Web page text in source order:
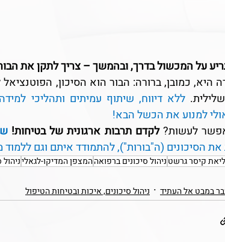
על המכשול בדרך, ובהמשך – צריך לתקן את
ללא דיווח, שיתוף עמיתים ותהליכי למידה
למנוע את הכשל הבא!
לעשות? לקדם תרבות ארגונית של בטיחות!
את הסיכונים (ה"בורות"), להתמודד איתם וגם
ליאת קיסר גרשטניהול סיכונים ברפואההמצפן המדיקו-לגאליניהול
במבט אל העתיד
ניהול סיכונים, איכות ובטיחות הטיפול